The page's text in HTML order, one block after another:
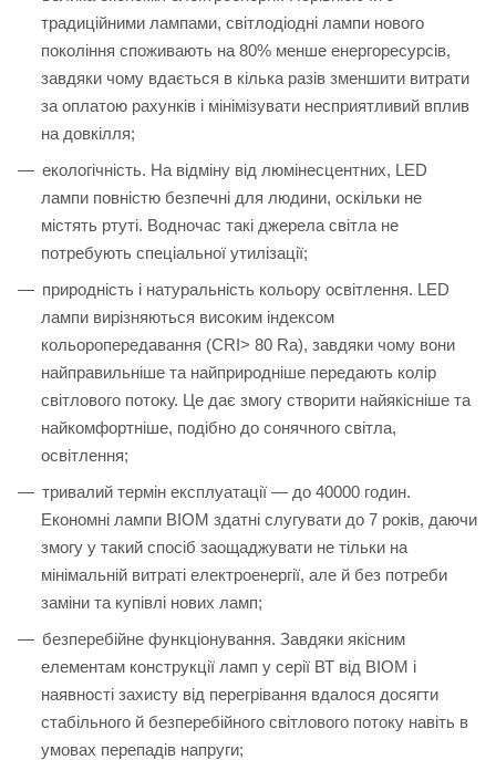
традиційними лампами, світлодіодні лампи нового
покоління споживають на 80% менше енергоресурсів,
завдяки чому вдається в кілька разів зменшити витрати
за оплатою рахунків і мінімізувати несприятливий вплив
на довкілля;
екологічність. На відміну від люмінесцентних, LED
лампи повністю безпечні для людини, оскільки не
містять ртуті. Водночас такі джерела світла не
потребують спеціальної утилізації;
природність і натуральність кольору освітлення. LED
лампи вирізняються високим індексом
кольоропередавання (CRI> 80 Ra), завдяки чому вони
найправильніше та найприродніше передають колір
світлового потоку. Це дає змогу створити найякісніше та
найкомфортніше, подібно до сонячного світла,
освітлення;
тривалий термін експлуатації — до 40000 годин.
Економні лампи BIOM здатні слугувати до 7 років, даючи
змогу у такий спосіб заощаджувати не тільки на
мінімальній витраті електроенергії, але й без потреби
заміни та купівлі нових ламп;
безперебійне функціонування. Завдяки якісним
елементам конструкції ламп у серії ВТ від BIOM і
наявності захисту від перегрівання вдалося досягти
стабільного й безперебійного світлового потоку навіть в
умовах перепадів напруги;